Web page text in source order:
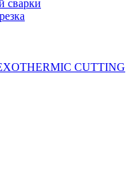
сварки
CUTTING